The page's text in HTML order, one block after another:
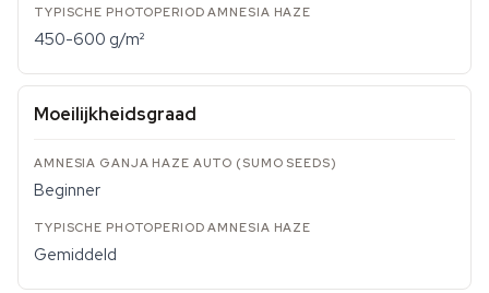
450-600 g/m²
Moeilijkheidsgraad
Beginner
Gemiddeld